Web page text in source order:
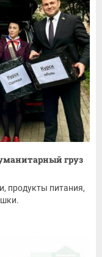
груз
продукты питания,